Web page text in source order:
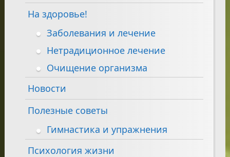
На здоровье!
Заболевания и лечение
Нетрадиционное лечение
Очищение организма
Новости
Полезные советы
Гимнастика и упражнения
Психология жизни